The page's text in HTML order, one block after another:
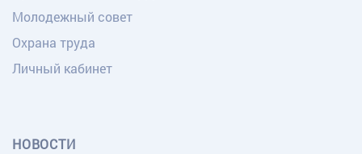
Молодежный совет
Охрана труда
Личный кабинет
НОВОСТИ